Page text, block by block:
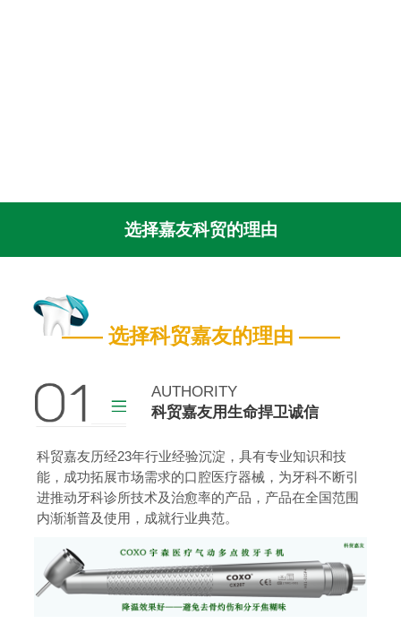
选择嘉友科贸的理由
—— 选择科贸嘉友的理由 ——
AUTHORITY
科贸嘉友用生命捍卫诚信
科贸嘉友历经23年行业经验沉淀，具有专业知识和技
能，成功拓展市场需求的口腔医疗器械，为牙科不断引
进推动牙科诊所技术及治愈率的产品，产品在全国范围
内渐渐普及使用，成就行业典范。